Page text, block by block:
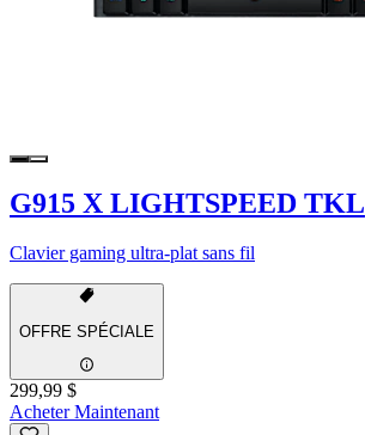
G915 X LIGHTSPEED TKL
Clavier gaming ultra-plat sans fil
OFFRE SPÉCIALE
299,99 $
Acheter Maintenant